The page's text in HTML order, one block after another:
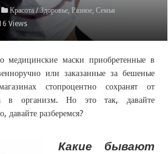
Красота / Здоровье,Разное,Семья
Views
медицинские маски приобретенные в
или заказанные за бешеные
стопроцентно сохранят от
в организм. Но это так, давайте
давайте разберемся?
Какие бывают